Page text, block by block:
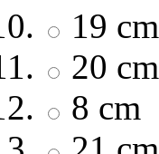
19 cm
20 cm
8 cm